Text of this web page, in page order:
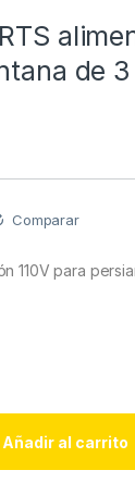
de
Comparar
110V para
110V
Añadir al carrito